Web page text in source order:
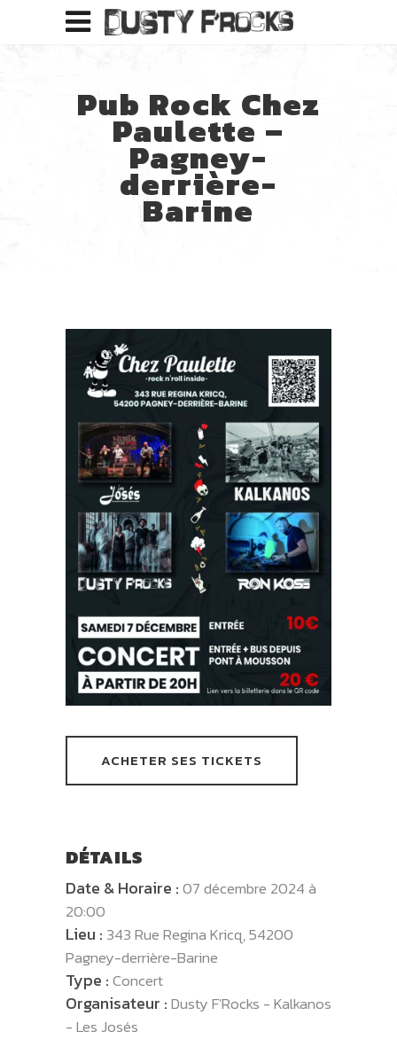
Pub Rock Chez
Paulette –
Pagney-
derrière-
Barine
ACHETER SES TICKETS
DÉTAILS
Date & Horaire :07 décembre 2024 à
20:00
Lieu : 343 Rue Regina Kricq, 54200
Pagney-derrière-Barine
Type :Concert
Organisateur :Dusty F'Rocks - Kalkanos
- Les Josés